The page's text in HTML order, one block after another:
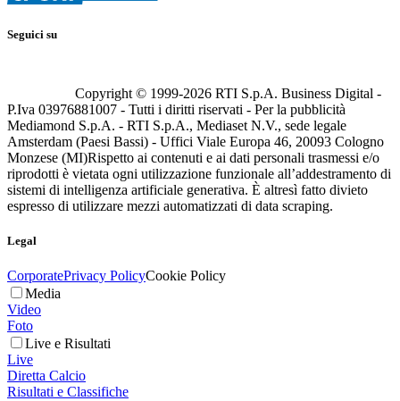
Seguici su
Copyright © 1999-2026 RTI S.p.A. Business Digital -
P.Iva 03976881007 - Tutti i diritti riservati - Per la pubblicità
Mediamond S.p.A. - RTI S.p.A., Mediaset N.V., sede legale
Amsterdam (Paesi Bassi) - Uffici Viale Europa 46, 20093 Cologno
Monzese (MI)Rispetto ai contenuti e ai dati personali trasmessi e/o
riprodotti è vietata ogni utilizzazione funzionale all’addestramento di
sistemi di intelligenza artificiale generativa. È altresì fatto divieto
espresso di utilizzare mezzi automatizzati di data scraping.
Legal
CorporatePrivacy PolicyCookie Policy
Media
Video
Foto
Live e Risultati
Live
Diretta Calcio
Risultati e Classifiche